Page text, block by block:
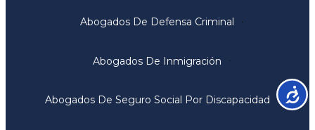
Abogados De Defensa Criminal
Abogados De Inmigración
Abogados De Seguro Social Por Discapacidad